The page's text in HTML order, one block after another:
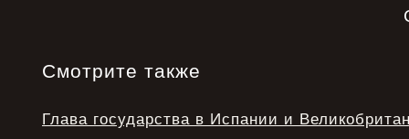
Смотрите также
Глава государства в Испании и